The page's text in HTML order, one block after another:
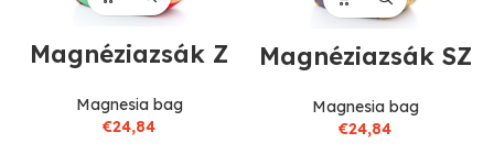
Magnéziazsák Z
Magnesia bag
€24,84
Magnéziazsák SZ
Magnesia bag
€24,84